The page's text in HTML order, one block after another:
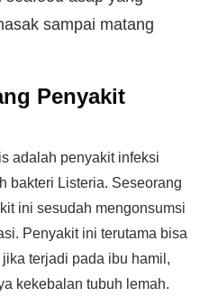
sampai matang
Penyakit
adalah penyakit infeksi
bakteri Listeria. Seseorang
ini sesudah mengonsumsi
Penyakit ini terutama bisa
terjadi pada ibu hamil,
kekebalan tubuh lemah.